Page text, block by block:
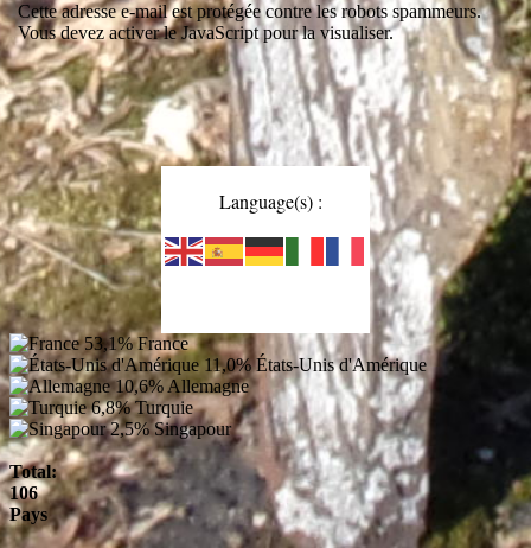
Cette adresse e-mail est protégée contre les robots spammeurs.
Vous devez activer le JavaScript pour la visualiser.
Language(s) :
53,1% France
11,0% États-Unis d'Amérique
10,6% Allemagne
6,8% Turquie
2,5% Singapour
Total:
106
Pays